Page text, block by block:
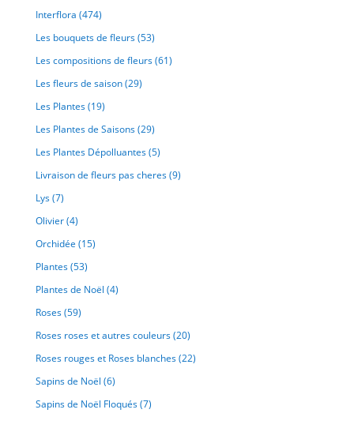
Interflora (474)
Les bouquets de fleurs(53)
Les compositions de fleurs(61)
Les fleurs de saison(29)
Les Plantes(19)
Les Plantes de Saisons(29)
Les Plantes Dépolluantes(5)
Livraison de fleurs pas cheres(9)
Lys(7)
Olivier(4)
Orchidée (15)
Plantes(53)
Plantes de Noël (4)
Roses(59)
Roses roses et autres couleurs(20)
Roses rouges et Roses blanches(22)
Sapins de Noël (6)
Sapins de Noël Floqués(7)